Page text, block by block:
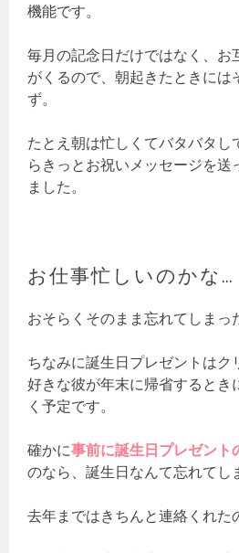
機能です。
毎月の記念日だけではなく、お
がくるので、朝起きたときには
ず。
たとえ朝は忙しくてバタバタし
らきっとお祝いメッセージを送
ました。
お仕事忙しいのかな…
おそらくそのまま忘れてしまっ
ちなみに誕生日プレゼントはク
好きな彼が年末に帰省するとき
く予定です。
確かに事前に誕生日プレゼント
のなら、誕生日なんて忘れてし
去年まではきちんと連絡くれた